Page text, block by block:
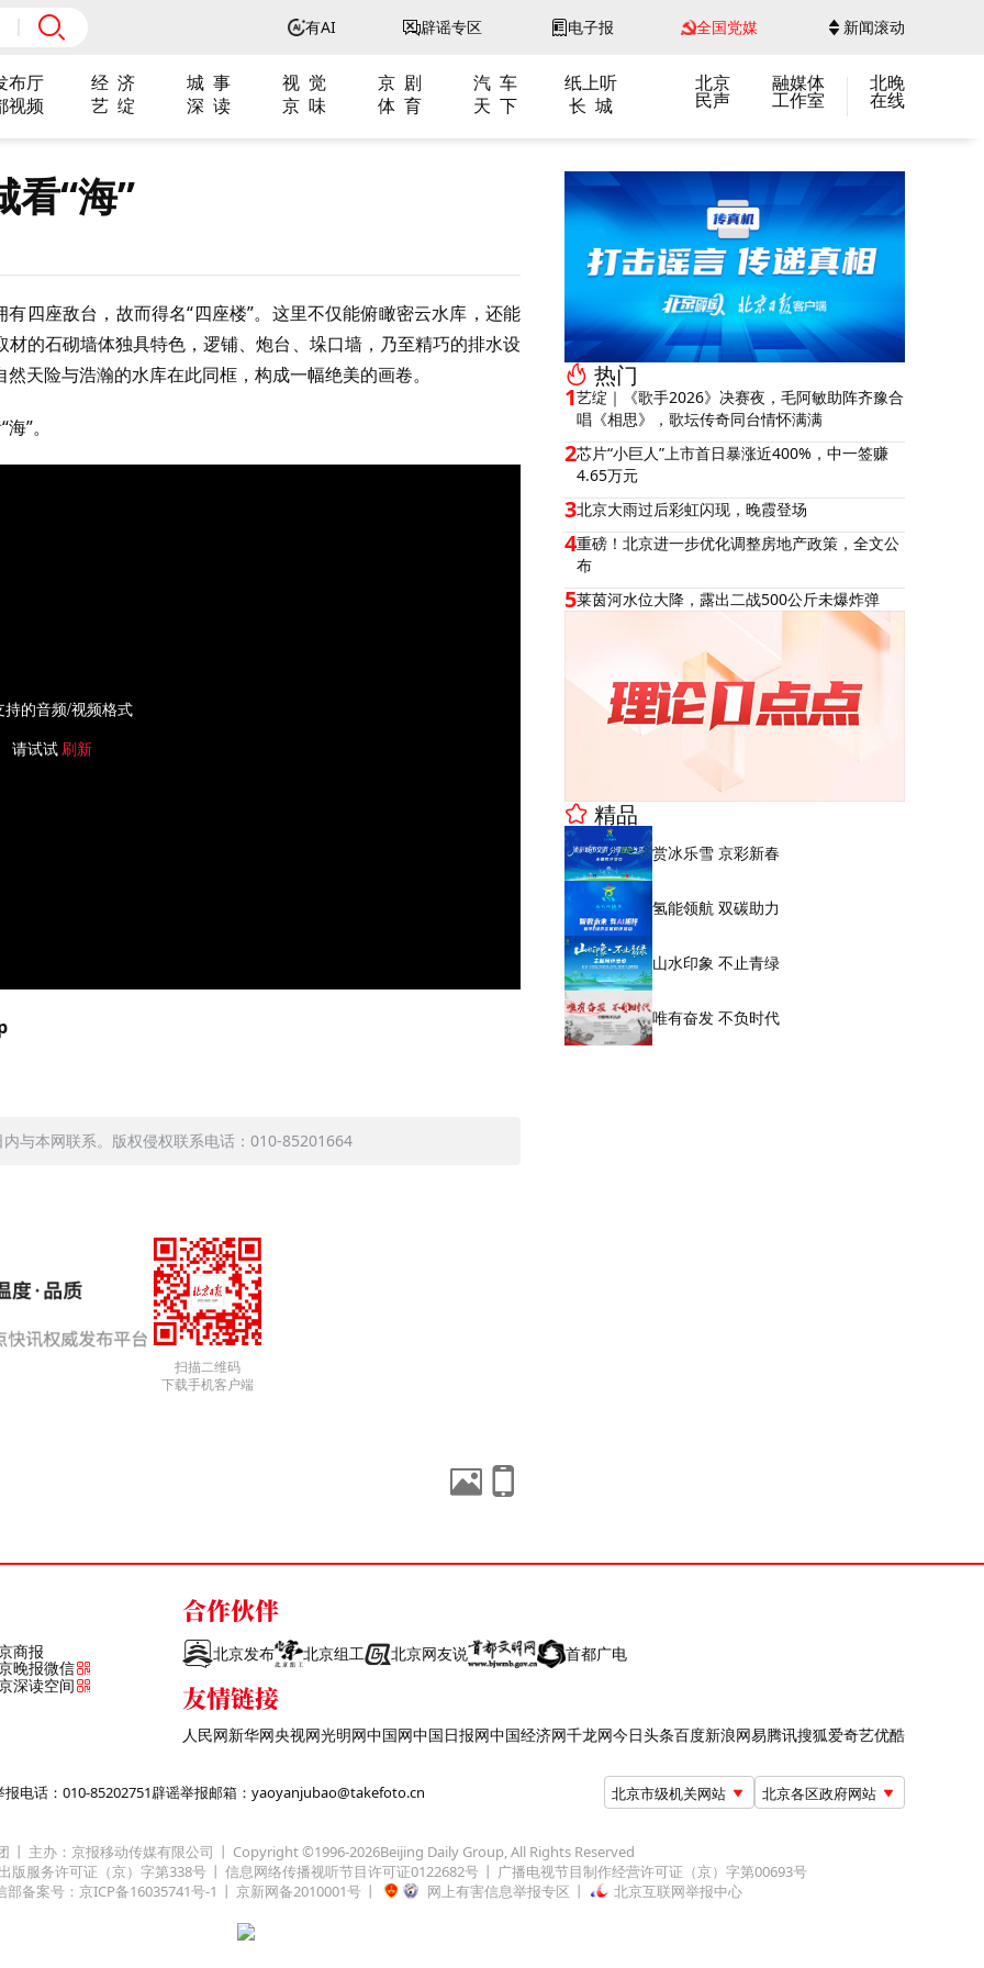
有AI 辟谣专区 电子报 全国党媒 新闻滚动
布厅 经 济 城 事 视 觉 京 剧 汽 车
纸上听
视频
艺 绽 深 读 京 味 体 育 天 下 长 城
北京
民声
融媒体
工作室
北晚
在线
看“海”
四座敌台，故而得名“四座楼”。这里不仅能俯瞰密云水库，还能
的石砌墙体独具特色，逻铺、炮台、垛口墙，乃至精巧的排水设
天险与浩瀚的水库在此同框，构成一幅绝美的画卷。
”。
持的音频/视频格式
请试试 刷新
与本网联系。版权侵权联系电话：010-85201664
扫描二维码
下载手机客户端
热门
1艺绽｜《歌手2026》决赛夜，毛阿敏助阵齐豫合
唱《相思》，歌坛传奇同台情怀满满
2芯片“小巨人”上市首日暴涨近400%，中一签赚
4.65万元
3北京大雨过后彩虹闪现，晚霞登场
4重磅！北京进一步优化调整房地产政策，全文公
布
5莱茵河水位大降，露出二战500公斤未爆炸弹
精品
赏冰乐雪 京彩新春
氢能领航 双碳助力
山水印象 不止青绿
唯有奋发 不负时代
商报
晚报微信
深读空间
合作伙伴
北京发布 北京组工 北京网友说 首都广电
友情链接
人民网新华网央视网光明网中国网中国日报网中国经济网千龙网今日头条百度新浪网易腾讯搜狐爱奇艺优酷
电话：010-85202751辟谣举报邮箱：yaoyanjubao@takefoto.cn 北京市级机关网站 北京各区政府网站
主办：京报移动传媒有限公司 Copyright ©1996-2026Beijing Daily Group, All Rights Reserved
版服务许可证（京）字第338号
信息网络传播视听节目许可证0122682号
广播电视节目制作经营许可证（京）字第00693号
部备案号：京ICP备16035741号-1
京新网备2010001号 网上有害信息举报专区 北京互联网举报中心